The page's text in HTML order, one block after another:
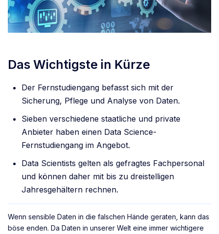
Das Wichtigste in Kürze
Der Fernstudiengang befasst sich mit der
Sicherung, Pflege und Analyse von Daten.
Sieben verschiedene staatliche und private
Anbieter haben einen Data Science-
Fernstudiengang im Angebot.
Data Scientists gelten als gefragtes Fachpersonal
und können daher mit bis zu dreistelligen
Jahresgehältern rechnen.
Wenn sensible Daten in die falschen Hände geraten, kann das
böse enden. Da Daten in unserer Welt eine immer wichtigere